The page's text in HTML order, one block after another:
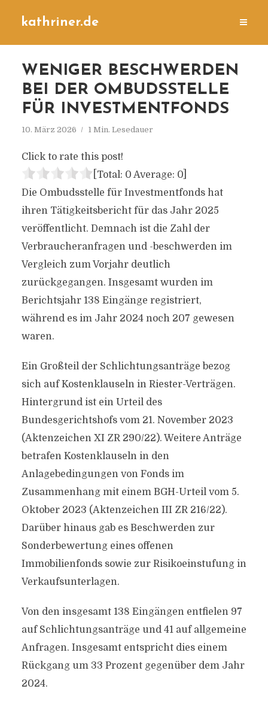
kathriner.de
WENIGER BESCHWERDEN
BEI DER OMBUDSSTELLE
FÜR INVESTMENTFONDS
10. März 2026 1 Min. Lesedauer
Click to rate this post!
[Total: 0 Average: 0]
Die Ombudsstelle für Investmentfonds hat
ihren Tätigkeitsbericht für das Jahr 2025
veröffentlicht. Demnach ist die Zahl der
Verbraucheranfragen und -beschwerden im
Vergleich zum Vorjahr deutlich
zurückgegangen. Insgesamt wurden im
Berichtsjahr 138 Eingänge registriert,
während es im Jahr 2024 noch 207 gewesen
waren.
Ein Großteil der Schlichtungsanträge bezog
sich auf Kostenklauseln in Riester-Verträgen.
Hintergrund ist ein Urteil des
Bundesgerichtshofs vom 21. November 2023
(Aktenzeichen XI ZR 290/22). Weitere Anträge
betrafen Kostenklauseln in den
Anlagebedingungen von Fonds im
Zusammenhang mit einem BGH-Urteil vom 5.
Oktober 2023 (Aktenzeichen III ZR 216/22).
Darüber hinaus gab es Beschwerden zur
Sonderbewertung eines offenen
Immobilienfonds sowie zur Risikoeinstufung in
Verkaufsunterlagen.
Von den insgesamt 138 Eingängen entfielen 97
auf Schlichtungsanträge und 41 auf allgemeine
Anfragen. Insgesamt entspricht dies einem
Rückgang um 33 Prozent gegenüber dem Jahr
2024.